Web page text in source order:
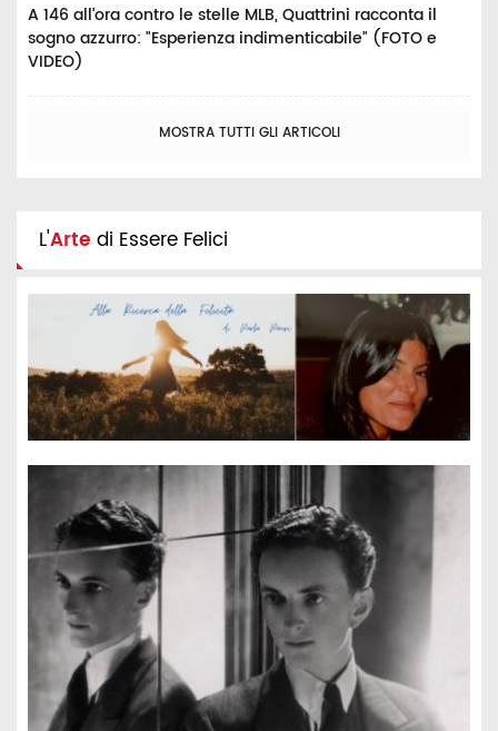
A 146 all’ora contro le stelle MLB, Quattrini racconta il
sogno azzurro: "Esperienza indimenticabile" (FOTO e
VIDEO)
MOSTRA TUTTI GLI ARTICOLI
L'Arte di Essere Felici